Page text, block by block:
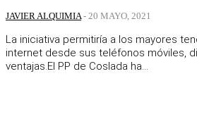
JAVIER ALQUIMIA - 20 MAYO, 2021
La iniciativa permitiría a los mayores
internet desde sus teléfonos móviles,
ventajas.El PP de Coslada ha...